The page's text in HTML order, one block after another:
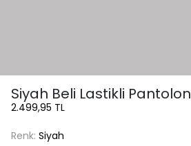
Siyah Beli Lastikli Pantolon
2.499,95 TL
Renk: Siyah